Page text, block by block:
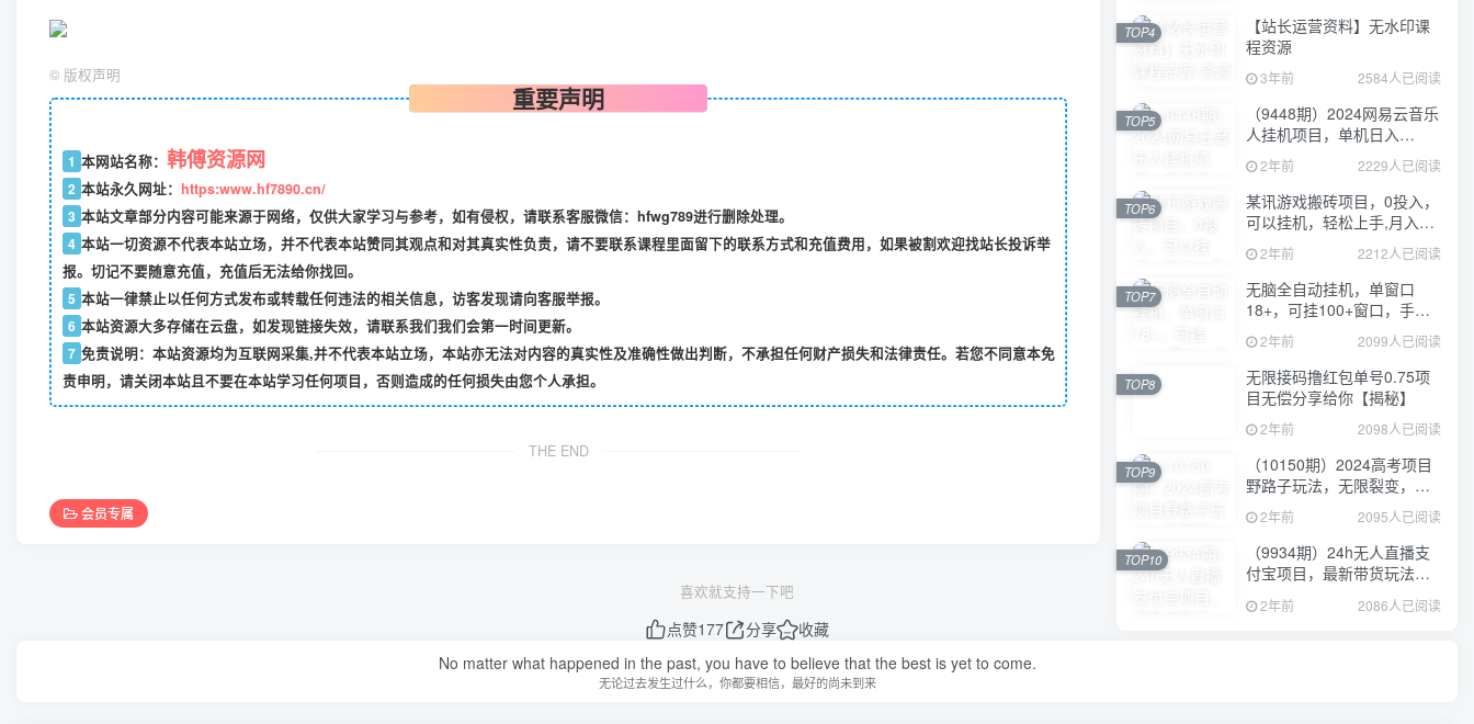
© 版权声明
重要声明
1 本网站名称： 韩傅资源网
2 本站永久网址： https:www.hf7890.cn/
3 本站文章部分内容可能来源于网络，仅供大家学习与参考，如有侵权，请联系客服微信：hfwg789进行删除处理。
4 本站一切资源不代表本站立场，并不代表本站赞同其观点和对其真实性负责，请不要联系课程里面留下的联系方式和充值费用，如果被割欢迎找站长投诉举
报。切记不要随意充值，充值后无法给你找回。
5 本站一律禁止以任何方式发布或转载任何违法的相关信息，访客发现请向客服举报。
6 本站资源大多存储在云盘，如发现链接失效，请联系我们我们会第一时间更新。
7 免责说明：本站资源均为互联网采集,并不代表本站立场，本站亦无法对内容的真实性及准确性做出判断，不承担任何财产损失和法律责任。若您不同意本免
责申明，请关闭本站且不要在本站学习任何项目，否则造成的任何损失由您个人承担。
THE END
会员专属
喜欢就支持一下吧
点赞177 分享
收藏
No matter what happened in the past, you have to believe that the best is yet to come.
无论过去发生过什么，你都要相信，最好的尚未到来
【站长运营资料】无水印课
程资源
3年前 2584人已阅读
TOP4
（9448期）2024网易云音乐
人挂机项目，单机日入
150+，无脑月入5000+
2年前 2229人已阅读
TOP5
某讯游戏搬砖项目，0投入，
可以挂机，轻松上手,月入
3000+上不封顶
2年前 2212人已阅读
TOP6
无脑全自动挂机，单窗口
18+，可挂100+窗口，手机
电脑均可操作
2年前 2099人已阅读
TOP7
无限接码撸红包单号0.75项
目无偿分享给你【揭秘】
2年前 2098人已阅读
TOP8
（10150期）2024高考项目
野路子玩法，无限裂变，最
高一天1W＋！
2年前 2095人已阅读
TOP9
（9934期）24h无人直播支
付宝项目，最新带货玩法，
纯躺赚实测日入500+
2年前 2086人已阅读
TOP10